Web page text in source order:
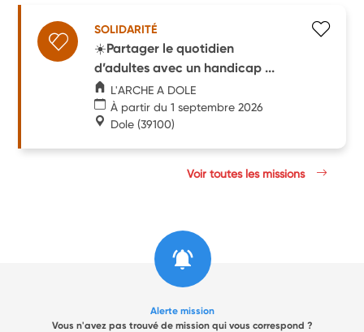
SOLIDARITÉ
☀️Partager le quotidien
d’adultes avec un handicap ...
L'ARCHE A DOLE
À partir du 1 septembre 2026
Dole (39100)
Voir toutes les missions
Alerte mission
Vous n'avez pas trouvé de mission qui vous correspond ?